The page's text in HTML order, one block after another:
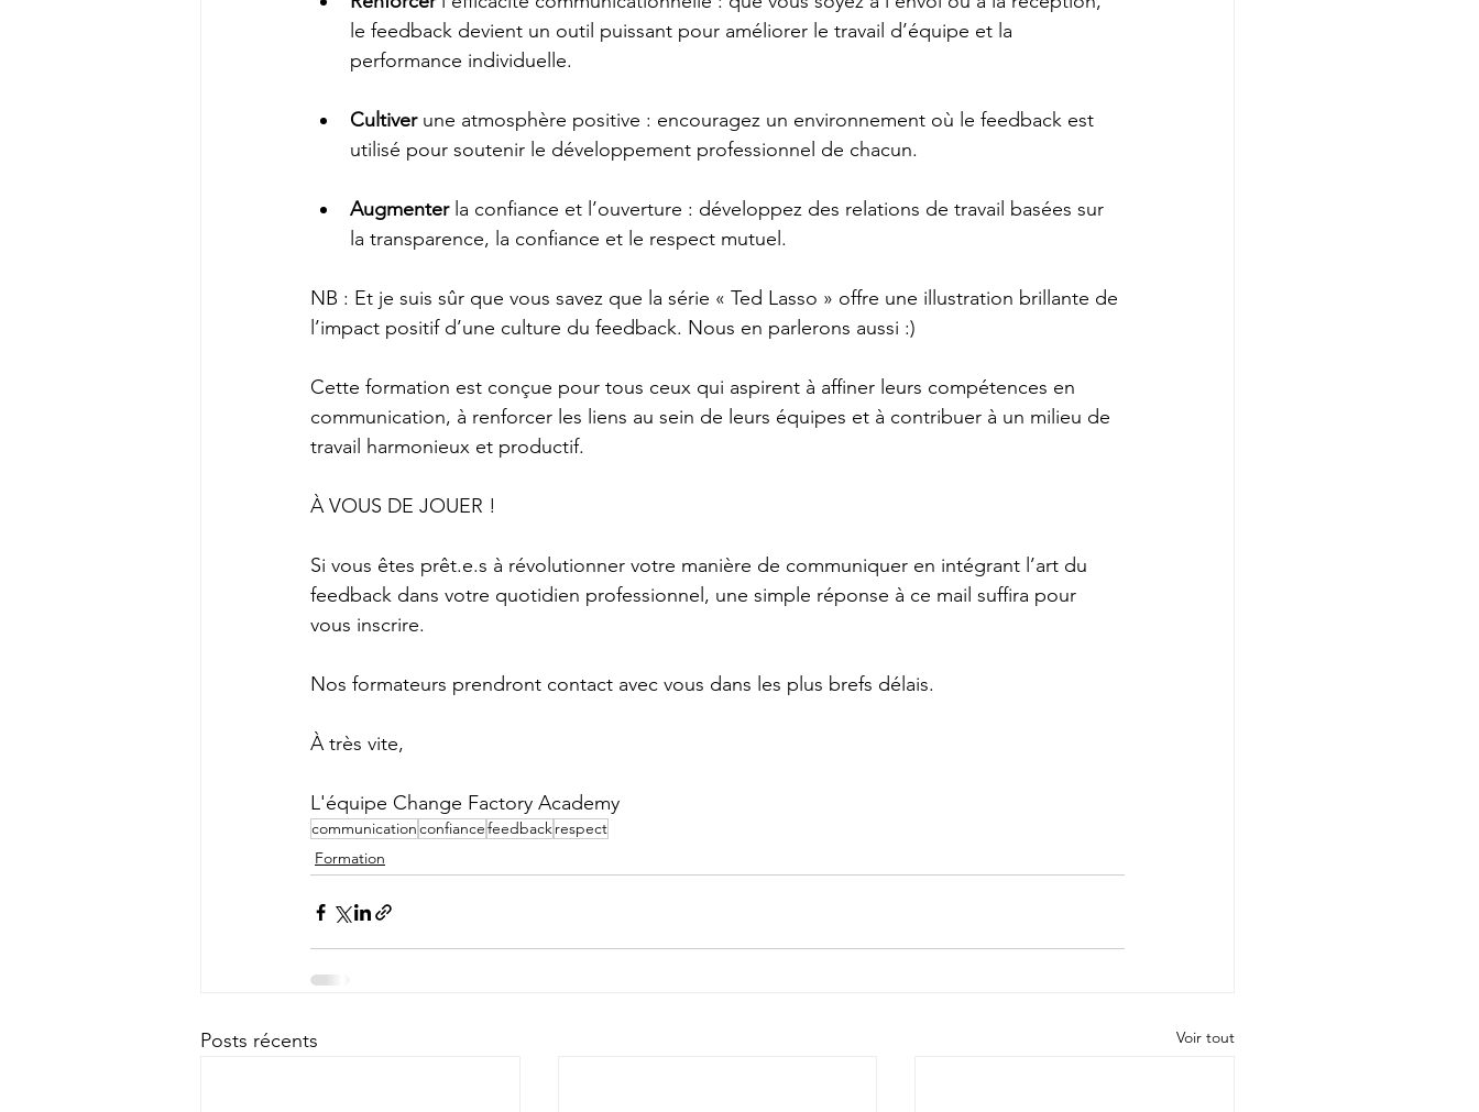
le feedback devient un outil puissant pour améliorer le travail d’équipe et la
performance individuelle.
Cultiver une atmosphère positive : encouragez un environnement où le feedback est
utilisé pour soutenir le développement professionnel de chacun.
Augmenter la confiance et l’ouverture : développez des relations de travail basées sur
la transparence, la confiance et le respect mutuel.
NB : Et je suis sûr que vous savez que la série « Ted Lasso » offre une illustration brillante de
l’impact positif d’une culture du feedback. Nous en parlerons aussi :)
Cette formation est conçue pour tous ceux qui aspirent à affiner leurs compétences en
communication, à renforcer les liens au sein de leurs équipes et à contribuer à un milieu de
travail harmonieux et productif.
À VOUS DE JOUER !
Si vous êtes prêt.e.s à révolutionner votre manière de communiquer en intégrant l’art du
feedback dans votre quotidien professionnel, une simple réponse à ce mail suffira pour
vous inscrire.
Nos formateurs prendront contact avec vous dans les plus brefs délais.
À très vite,
L'équipe Change Factory Academy
communicationconfiancefeedbackrespect
Formation
Posts récents Voir tout